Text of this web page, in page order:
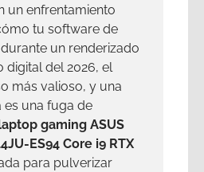
un enfrentamiento
tu software de
un renderizado
digital del 2026, el
más valioso, y una
una fuga de
gaming ASUS
ES94 Core i9 RTX
para pulverizar